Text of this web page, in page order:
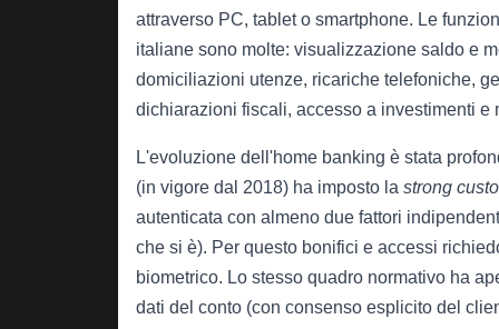
attraverso PC, tablet o smartphone. Le
italiane sono molte: visualizzazione saldo e
domiciliazioni utenze, ricariche telefoniche,
dichiarazioni fiscali, accesso a investimenti e
L'evoluzione dell'home banking è stata
(in vigore dal 2018) ha imposto la strong
autenticata con almeno due fattori
che si è). Per questo bonifici e accessi
biometrico. Lo stesso quadro normativo ha
dati del conto (con consenso esplicito del